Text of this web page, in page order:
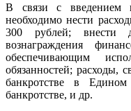
В связи с введением
необходимо нести
300 рублей; внести
вознаграждения
обеспечивающим
обязанностей; расходы,
банкротстве в
банкротстве, и др.